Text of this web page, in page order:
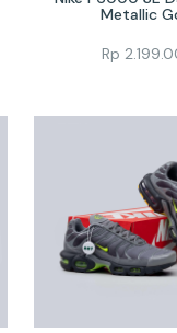
Metallic
Rp